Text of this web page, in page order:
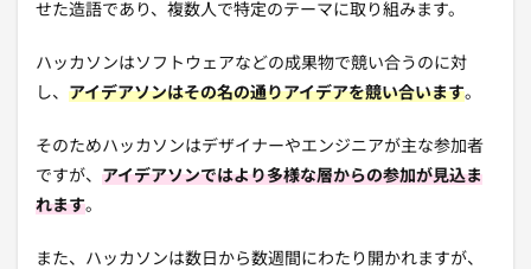
せた造語であり、複数人で特定のテーマに取り組みます。
ハッカソンはソフトウェアなどの成果物で競い合うのに対
し、 アイデアソンはその名の通りアイデアを競い合います。
そのためハッカソンはデザイナーやエンジニアが主な参加者
ですが、 アイデアソンではより多様な層からの参加が見込ま
れます。
また、ハッカソンは数日から数週間にわたり開かれますが、